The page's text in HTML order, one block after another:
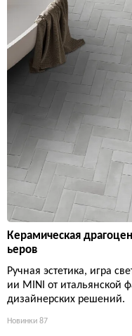
Керамическая
ьеров
Ручная эстетика, игра
ии MINI от итальянской
дизайнерских решений.
Новинки 87